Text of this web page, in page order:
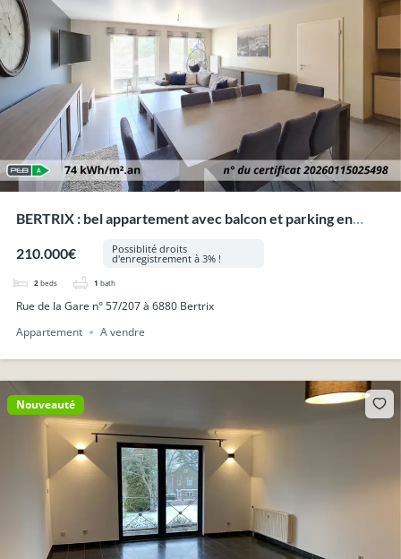
BERTRIX : bel appartement avec balcon et parking en
210.000€
Possiblité droits
d'enregistrement à 3% !
2 beds 1 bath
Rue de la Gare n° 57/207 à 6880 Bertrix
Appartement
A vendre
Nouveauté